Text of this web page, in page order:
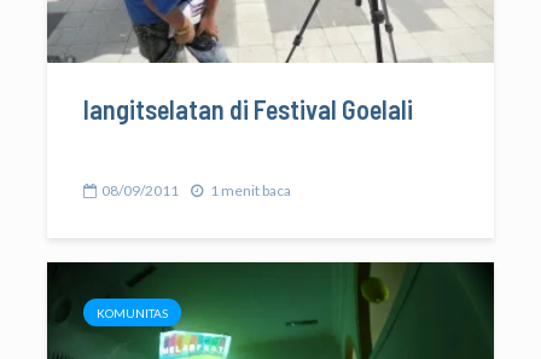
langitselatan di Festival Goelali
08/09/2011 1 menit baca
KOMUNITAS